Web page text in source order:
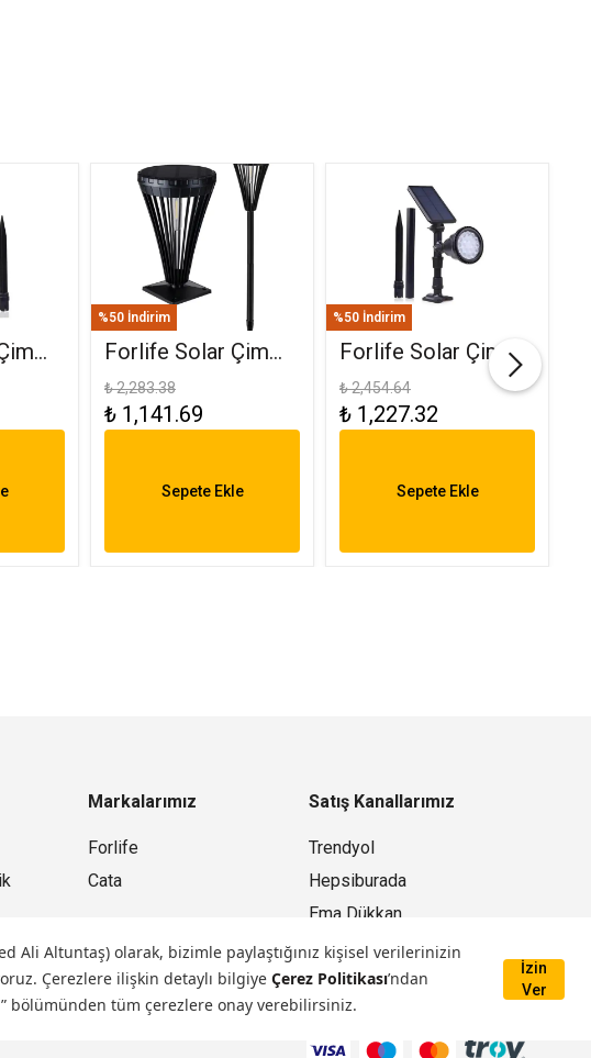
Ali Altuntaş) olarak, bizimle paylaştığınız kişisel verilerinizin
Çerezlere ilişkin detaylı bilgiye Çerez Politikası’ndan
bölümünden tüm çerezlere onay verebilirsiniz.
İzin
Ver
%50 İndirim
Forlife Solar Çim
Ve Set Üstü
Armatür 15W FL-
₺ 2,283.38
₺ 1,141.69
Sepete Ekle
%50 İndirim
Forlife Solar Çim
Saplama 30W Yeşil
FL-3121
₺ 2,454.64
₺ 1,227.32
Sepete Ekle
Markalarımız
Forlife
Cata
Satış Kanallarımız
Trendyol
Hepsiburada
Ema Dükkan
Mağazamız